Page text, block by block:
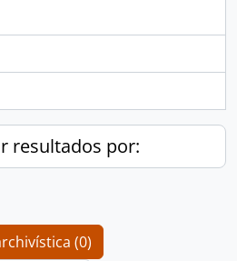
resultados por:
(0)